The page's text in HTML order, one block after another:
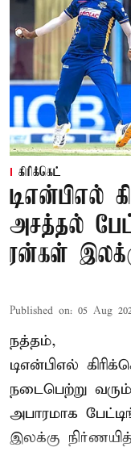
கிரிக்கெட்
டிஎன்பிஎல்
அசத்தல்
ரன்கள்
Published on: 05 Aug
நத்தம்,
டிஎன்பிஎல்
நடைபெற்று
அபாரமாக
இலக்கு